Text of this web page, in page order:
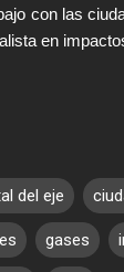
con las
en
del eje
gases